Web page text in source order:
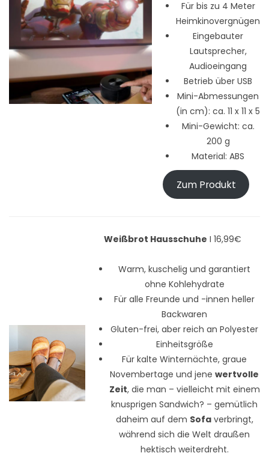
Für bis zu 4 Meter
Heimkinovergnügen
Eingebauter
Lautsprecher,
Audioeingang
Betrieb über USB
Mini-Abmessungen
(in cm): ca. 11 x 11 x 5
Mini-Gewicht: ca.
200 g
Material: ABS
Zum Produkt
Weißbrot Hausschuhe I 16,99€
Warm, kuschelig und garantiert
ohne Kohlehydrate
Für alle Freunde und -innen heller
Backwaren
Gluten-frei, aber reich an Polyester
Einheitsgröße
Für kalte Winternächte, graue
Novembertage und jenewertvolle
Zeit, die man – vielleicht mit einem
knusprigen Sandwich? – gemütlich
daheim auf dem Sofaverbringt,
während sich die Welt draußen
hektisch weiterdreht.